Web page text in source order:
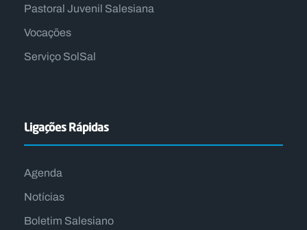
Pastoral Juvenil Salesiana
Vocações
Serviço SolSal
Ligações Rápidas
Agenda
Notícias
Boletim Salesiano